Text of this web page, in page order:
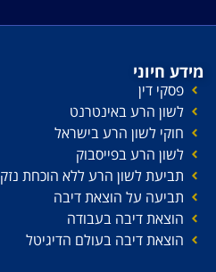
מידע חיוני
פסקי דין
לשון הרע באינטרנט
חוקי לשון הרע בישראל
לשון הרע בפייסבוק
תביעת לשון הרע ללא הוכחת נזק
תביעה על הוצאת דיבה
הוצאת דיבה בעבודה
הוצאת דיבה בעולם הדיגיטל